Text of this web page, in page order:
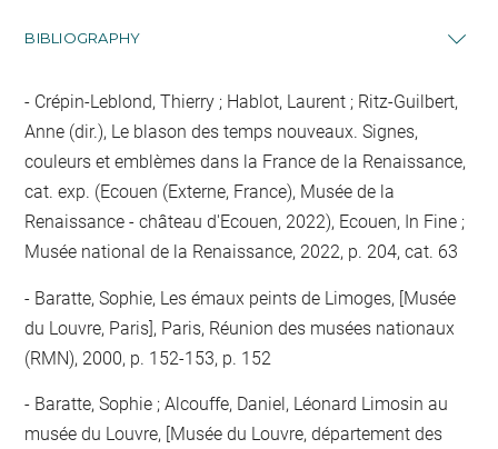
BIBLIOGRAPHY
Crépin-Leblond, Thierry ; Hablot, Laurent ; Ritz-Guilbert,
Anne (dir.), Le blason des temps nouveaux. Signes,
couleurs et emblèmes dans la France de la Renaissance,
cat. exp. (Ecouen (Externe, France), Musée de la
Renaissance - château d'Ecouen, 2022), Ecouen, In Fine ;
Musée national de la Renaissance, 2022, p. 204, cat. 63
Baratte, Sophie, Les émaux peints de Limoges, [Musée
du Louvre, Paris], Paris, Réunion des musées nationaux
(RMN), 2000, p. 152-153, p. 152
Baratte, Sophie ; Alcouffe, Daniel, Léonard Limosin au
musée du Louvre, [Musée du Louvre, département des